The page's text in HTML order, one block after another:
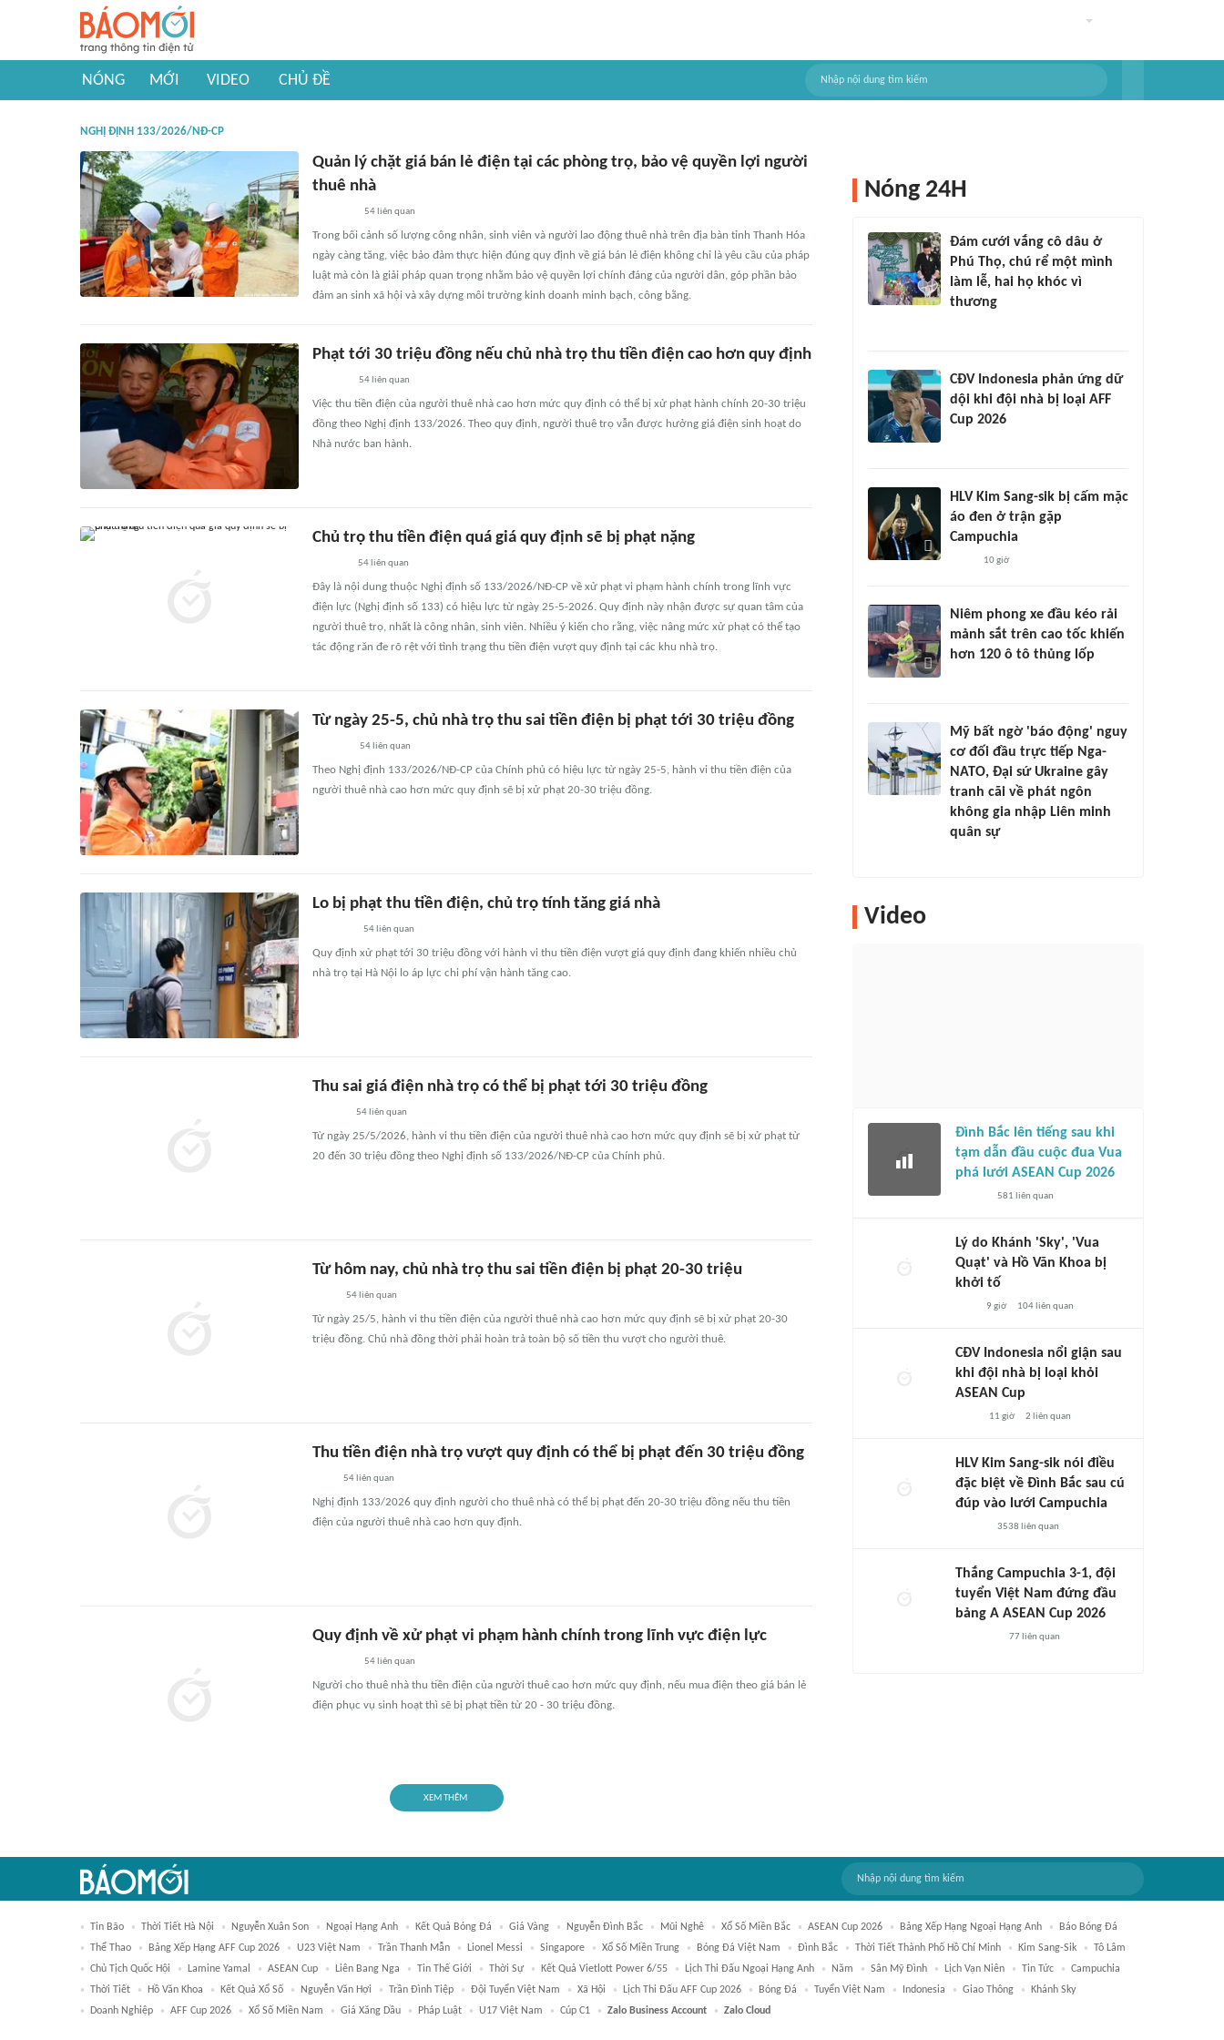
NÓNG MỚI VIDEO CHỦ ĐỀ
NGHỊ ĐỊNH 133/2026/NĐ-CP
Quản lý chặt giá bán lẻ điện tại các phòng trọ, bảo vệ quyền lợi người
thuê nhà
54 liên quan
Trong bối cảnh số lượng công nhân, sinh viên và người lao động thuê nhà trên địa bàn tỉnh Thanh Hóa
ngày càng tăng, việc bảo đảm thực hiện đúng quy định về giá bán lẻ điện không chỉ là yêu cầu của pháp
luật mà còn là giải pháp quan trọng nhằm bảo vệ quyền lợi chính đáng của người dân, góp phần bảo
đảm an sinh xã hội và xây dựng môi trường kinh doanh minh bạch, công bằng.
Phạt tới 30 triệu đồng nếu chủ nhà trọ thu tiền điện cao hơn quy định
54 liên quan
Việc thu tiền điện của người thuê nhà cao hơn mức quy định có thể bị xử phạt hành chính 20-30 triệu
đồng theo Nghị định 133/2026. Theo quy định, người thuê trọ vẫn được hưởng giá điện sinh hoạt do
Nhà nước ban hành.
Chủ trọ thu tiền điện quá giá quy định sẽ bị phạt nặng
54liên quan
Đây là nội dung thuộc Nghị định số 133/2026/NĐ-CP về xử phạt vi phạm hành chính trong lĩnh vực
điện lực (Nghị định số 133) có hiệu lực từ ngày 25-5-2026. Quy định này nhận được sự quan tâm của
người thuê trọ, nhất là công nhân, sinh viên. Nhiều ý kiến cho rằng, việc nâng mức xử phạt có thể tạo
tác động răn đe rõ rệt với tình trạng thu tiền điện vượt quy định tại các khu nhà trọ.
Từ ngày 25-5, chủ nhà trọ thu sai tiền điện bị phạt tới 30 triệu đồng
54liên quan
Theo Nghị định 133/2026/NĐ-CP của Chính phủ có hiệu lực từ ngày 25-5, hành vi thu tiền điện của
người thuê nhà cao hơn mức quy định sẽ bị xử phạt 20-30 triệu đồng.
Lo bị phạt thu tiền điện, chủ trọ tính tăng giá nhà
54 liên quan
Quy định xử phạt tới 30 triệu đồng với hành vi thu tiền điện vượt giá quy định đang khiến nhiều chủ
nhà trọ tại Hà Nội lo áp lực chi phí vận hành tăng cao.
Thu sai giá điện nhà trọ có thể bị phạt tới 30 triệu đồng
54 liên quan
Từ ngày 25/5/2026, hành vi thu tiền điện của người thuê nhà cao hơn mức quy định sẽ bị xử phạt từ
20 đến 30 triệu đồng theo Nghị định số 133/2026/NĐ-CP của Chính phủ.
Từ hôm nay, chủ nhà trọ thu sai tiền điện bị phạt 20-30 triệu
54liên quan
Từ ngày 25/5, hành vi thu tiền điện của người thuê nhà cao hơn mức quy định sẽ bị xử phạt 20-30
triệu đồng. Chủ nhà đồng thời phải hoàn trả toàn bộ số tiền thu vượt cho người thuê.
Thu tiền điện nhà trọ vượt quy định có thể bị phạt đến 30 triệu đồng
54liên quan
Nghị định 133/2026 quy định người cho thuê nhà có thể bị phạt đến 20-30 triệu đồng nếu thu tiền
điện của người thuê nhà cao hơn quy định.
Quy định về xử phạt vi phạm hành chính trong lĩnh vực điện lực
54 liên quan
Người cho thuê nhà thu tiền điện của người thuê cao hơn mức quy định, nếu mua điện theo giá bán lẻ
điện phục vụ sinh hoạt thì sẽ bị phạt tiền từ 20 - 30 triệu đồng.
XEM THÊM
Nóng 24H
Đám cưới vắng cô dâu ở
Phú Thọ, chú rể một mình
làm lễ, hai họ khóc vì
thương
CĐV Indonesia phản ứng dữ
dội khi đội nhà bị loại AFF
Cup 2026
HLV Kim Sang-sik bị cấm mặc
áo đen ở trận gặp
Campuchia
10 giờ
Niêm phong xe đầu kéo rải
mảnh sắt trên cao tốc khiến
hơn 120 ô tô thủng lốp
Mỹ bất ngờ 'báo động' nguy
cơ đối đầu trực tiếp Nga-
NATO, Đại sứ Ukraine gây
tranh cãi về phát ngôn
không gia nhập Liên minh
quân sự
Video
Đình Bắc lên tiếng sau khi
tạm dẫn đầu cuộc đua Vua
phá lưới ASEAN Cup 2026
581 liên quan
Lý do Khánh 'Sky', 'Vua
Quạt' và Hồ Văn Khoa bị
khởi tố
9 giờ 104liên quan
CĐV Indonesia nổi giận sau
khi đội nhà bị loại khỏi
ASEAN Cup
11 giờ 2 liên quan
HLV Kim Sang-sik nói điều
đặc biệt về Đình Bắc sau cú
đúp vào lưới Campuchia
3538 liên quan
Thắng Campuchia 3-1, đội
tuyển Việt Nam đứng đầu
bảng A ASEAN Cup 2026
77liên quan
Tin Bão Thời Tiết Hà Nội Nguyễn Xuân Son Ngoại Hạng Anh Kết Quả Bóng Đá Giá Vàng Nguyễn Đình Bắc Mũi Nghê Xổ Số Miền Bắc ASEAN Cup 2026 Bảng Xếp Hạng Ngoại Hạng Anh
Báo Bóng Đá
Thể Thao
Bảng Xếp Hạng AFF Cup 2026 U23 Việt Nam Trần Thanh Mẫn Lionel Messi Singapore Xổ Số Miền Trung Bóng Đá Việt Nam Đình Bắc Thời Tiết Thành Phố Hồ Chí Minh Kim Sang-Sik
Tô Lâm
Chủ Tịch Quốc Hội
Lamine Yamal ASEAN Cup Liên Bang Nga Tin Thế Giới Thời Sự Kết Quả Vietlott Power 6/55 Lịch Thi Đấu Ngoại Hạng Anh Năm Sân Mỹ Đình Lịch Vạn Niên Tin Tức
Campuchia
Thời Tiết
Hồ Văn Khoa Kết Quả Xổ Số Nguyễn Văn Hợi Trần Đình Tiệp Đội Tuyển Việt Nam Xã Hội Lịch Thi Đấu AFF Cup 2026 Bóng Đá Tuyển Việt Nam Indonesia Giao Thông
Khánh Sky
Doanh Nghiệp
AFF Cup 2026 Xổ Số Miền Nam Giá Xăng Dầu Pháp Luật U17 Việt Nam Cúp C1 Zalo Business Account Zalo Cloud